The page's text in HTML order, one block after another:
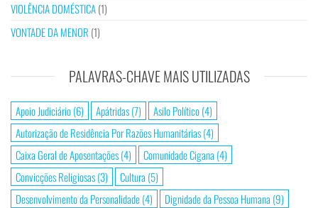
VIOLÊNCIA DOMÉSTICA(1)
VONTADE DA MENOR (1)
PALAVRAS-CHAVE MAIS UTILIZADAS
Apoio Judiciário(6) Apátridas(7) Asilo Político(4)
Autorização de Residência Por Razões Humanitárias(4)
Caixa Geral de Aposentações(4) Comunidade Cigana (4)
Convicções Religiosas(3) Cultura (5)
Desenvolvimento da Personalidade(4) Dignidade da Pessoa Humana (9)